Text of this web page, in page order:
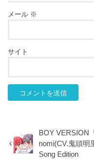
メール ※
サイト
BOY VERSION
nomi(CV.鬼頭明
Song Edition